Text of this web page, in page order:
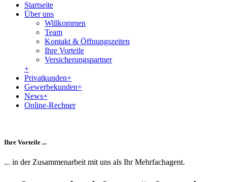
Startseite
Über uns
Willkommen
Team
Kontakt & Öffnungszeiten
Ihre Vorteile
Versicherungspartner
+
Privatkunden+
Gewerbekunden+
News+
Online-Rechner
Ihre Vorteile ...
... in der Zusammenarbeit mit uns als Ihr Mehrfachagent.